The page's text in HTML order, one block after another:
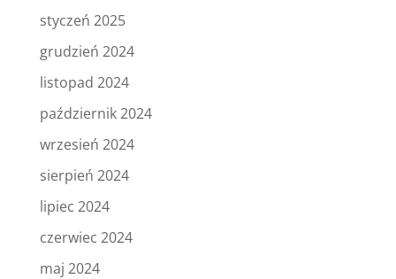
styczeń 2025
grudzień 2024
listopad 2024
październik 2024
wrzesień 2024
sierpień 2024
lipiec 2024
czerwiec 2024
maj 2024